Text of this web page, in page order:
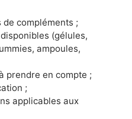
compléments ;
(gélules,
ampoules,
prendre en compte ;
;
applicables aux